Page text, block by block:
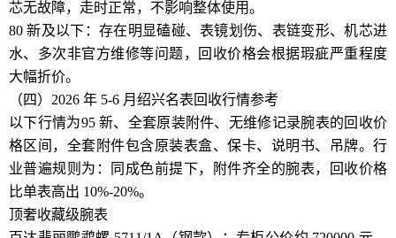
芯无故障，走时正常，不影响整体使用。
80 新及以下：存在明显磕碰、表镜划伤、表链变形、机芯进
水、多次非官方维修等问题，回收价格会根据瑕疵严重程度
大幅折价。
（四）2026 年 5-6 月绍兴名表回收行情参考
以下行情为95 新、全套原装附件、无维修记录腕表的回收价
格区间，全套附件包含原装表盒、保卡、说明书、吊牌。行
业普遍规则为：同成色前提下，附件齐全的腕表，回收价格
比单表高出 10%-20%。
顶奢收藏级腕表